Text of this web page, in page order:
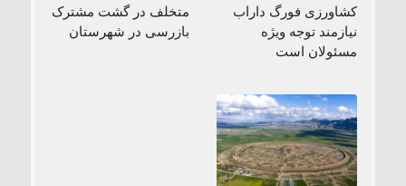
کشاورزی فورگ داراب
نیازمند توجه ویژه
مسئولان است
متخلف در گشت مشترک
بازرسی در شهرستان